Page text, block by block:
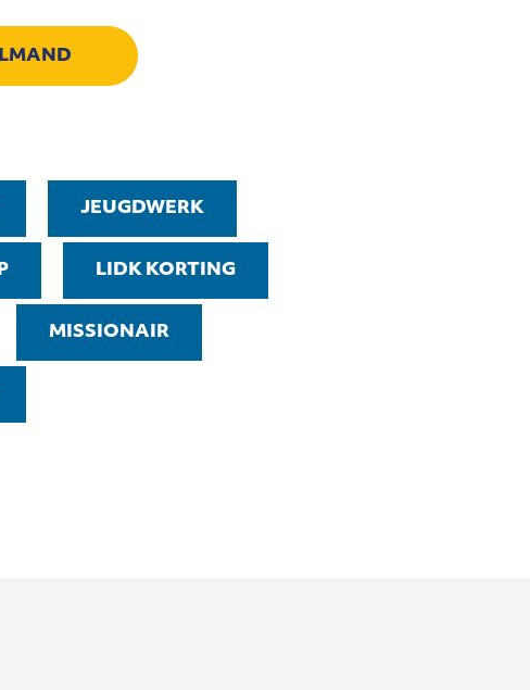
JEUGDWERK
LIDK KORTING
MISSIONAIR